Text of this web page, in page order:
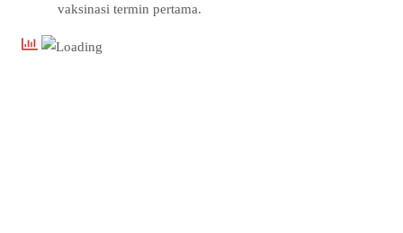
vaksinasi termin pertama.